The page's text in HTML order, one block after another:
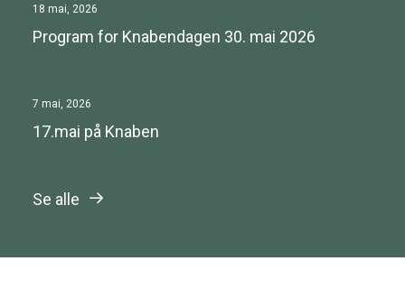
18 mai, 2026
Program for Knabendagen 30. mai 2026
7 mai, 2026
17.mai på Knaben
Se alle